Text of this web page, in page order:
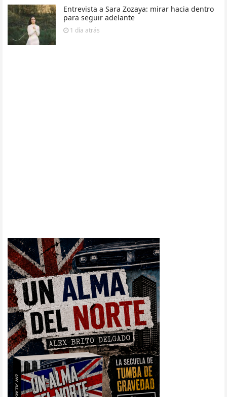
Entrevista a Sara Zozaya: mirar hacia dentro
para seguir adelante
1 día atrás